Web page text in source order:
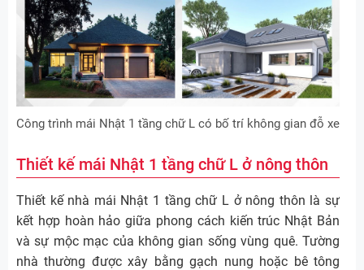
Công trình mái Nhật 1 tầng chữ L có bố trí không gian đỗ xe
Thiết kế mái Nhật 1 tầng chữ L ở nông thôn
Thiết kế nhà mái Nhật 1 tầng chữ L ở nông thôn là sự
kết hợp hoàn hảo giữa phong cách kiến trúc Nhật Bản
và sự mộc mạc của không gian sống vùng quê. Tường
nhà thường được xây bằng gạch nung hoặc bê tông